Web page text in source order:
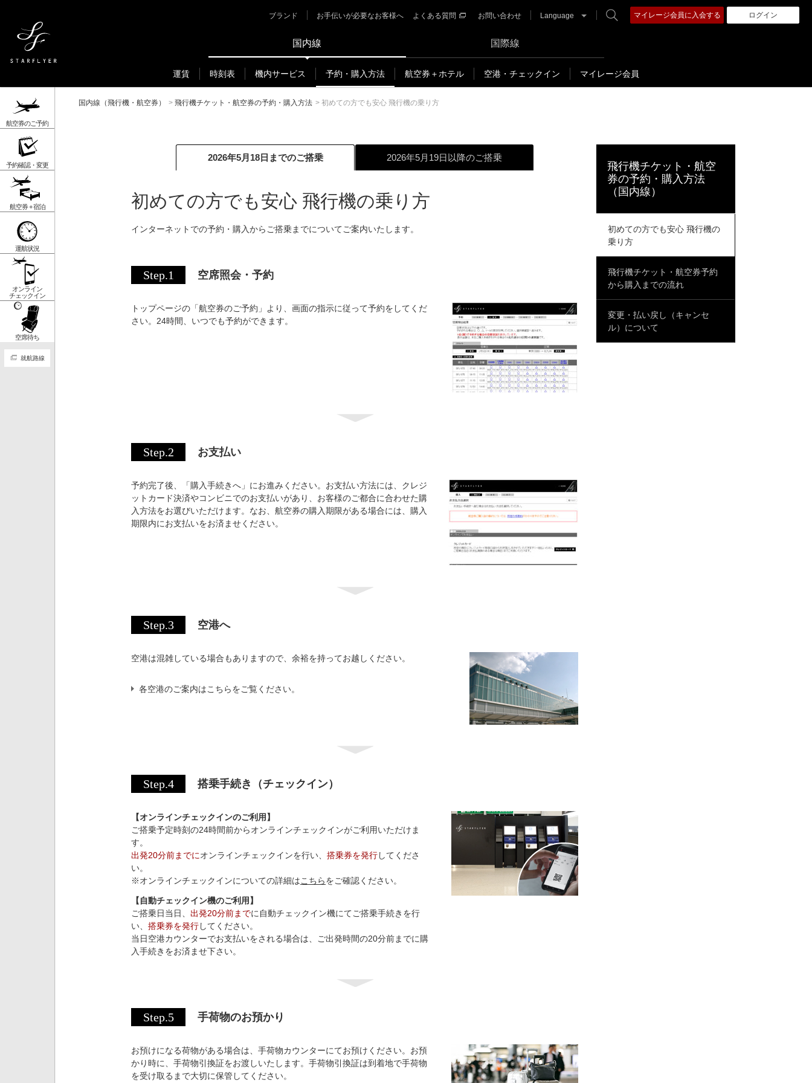
国内線 国際線
運賃 時刻表 機内サービス 予約・購入方法 航空券＋ホテル 空港・チェックイン マイレージ会員
ブランド お手伝いが必要なお客様へ よくある質問 お問い合わせ Language マイレージ会員に入会する ログイン
国内線（飛行機・航空券） > 飛行機チケット・航空券の予約・購入方法 > 初めての方でも安心 飛行機の乗り方
2026年5月18日までのご搭乗 2026年5月19日以降のご搭乗
初めての方でも安心 飛行機の乗り方
インターネットでの予約・購入からご搭乗までについてご案内いたします。
Step.1 空席照会・予約
トップページの「航空券のご予約」より、画面の指示に従って予約をしてくだ
さい。24時間、いつでも予約ができます。
Step.2 お支払い
予約完了後、「購入手続きへ」にお進みください。お支払い方法には、クレジ
ットカード決済やコンビニでのお支払いがあり、お客様のご都合に合わせた購
入方法をお選びいただけます。なお、航空券の購入期限がある場合には、購入
期限内にお支払いをお済ませください。
Step.3 空港へ
空港は混雑している場合もありますので、余裕を持ってお越しください。
各空港のご案内はこちらをご覧ください。
Step.4 搭乗手続き（チェックイン）
【オンラインチェックインのご利用】
ご搭乗予定時刻の24時間前からオンラインチェックインがご利用いただけま
す。
出発20分前までにオンラインチェックインを行い、 搭乗券を発行してくださ
い。
※オンラインチェックインについての詳細はこちらをご確認ください。
【自動チェックイン機のご利用】
ご搭乗日当日、 出発20分前までに自動チェックイン機にてご搭乗手続きを行
い、 搭乗券を発行してください。
当日空港カウンターでお支払いをされる場合は、ご出発時間の20分前までに購
入手続きをお済ませ下さい。
Step.5 手荷物のお預かり
お預けになる荷物がある場合は、手荷物カウンターにてお預けください。お預
かり時に、手荷物引換証をお渡しいたします。手荷物引換証は到着地で手荷物
を受け取るまで大切に保管してください。
飛行機チケット・航空
券の予約・購入方法
（国内線）
初めての方でも安心 飛行機の
乗り方
飛行機チケット・航空券予約
から購入までの流れ
変更・払い戻し（キャンセ
ル）について
航空券のご予約
予約確認・変更
航空券 + 宿泊
運航状況
オンライン
チェックイン
空席待ち
就航路線